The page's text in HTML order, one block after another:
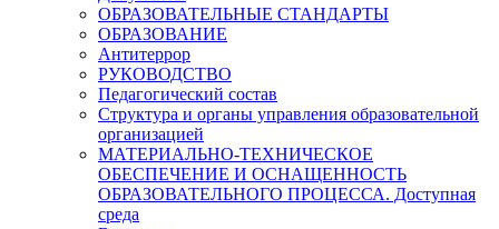
ОБРАЗОВАТЕЛЬНЫЕ СТАНДАРТЫ
ОБРАЗОВАНИЕ
Антитеррор
РУКОВОДСТВО
Педагогический состав
Структура и органы управления образовательной
организацией
МАТЕРИАЛЬНО-ТЕХНИЧЕСКОЕ
ОБЕСПЕЧЕНИЕ И ОСНАЩЕННОСТЬ
ОБРАЗОВАТЕЛЬНОГО ПРОЦЕССА. Доступная
среда